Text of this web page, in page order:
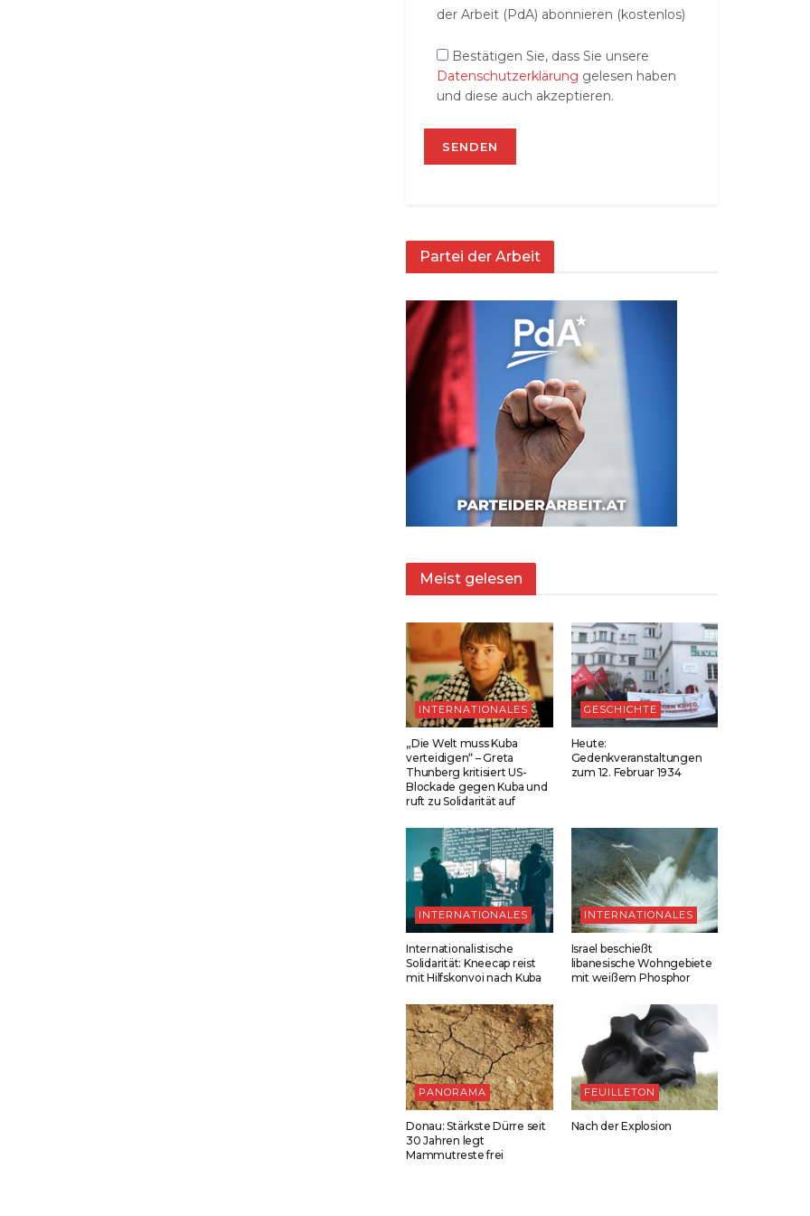
der Arbeit (PdA) abonnieren (kostenlos)
Bestätigen Sie, dass Sie unsere
Datenschutzerklärung gelesen haben
und diese auch akzeptieren.
Partei der Arbeit
Meist gelesen
INTERNATIONALES
„Die Welt muss Kuba
verteidigen“ – Greta
Thunberg kritisiert US-
Blockade gegen Kuba und
ruft zu Solidarität auf
GESCHICHTE
Heute:
Gedenkveranstaltungen
zum 12. Februar 1934
INTERNATIONALES
Internationalistische
Solidarität: Kneecap reist
mit Hilfskonvoi nach Kuba
INTERNATIONALES
Israel beschießt
libanesische Wohngebiete
mit weißem Phosphor
PANORAMA
Donau: Stärkste Dürre seit
30 Jahren legt
Mammutreste frei
FEUILLETON
Nach der Explosion